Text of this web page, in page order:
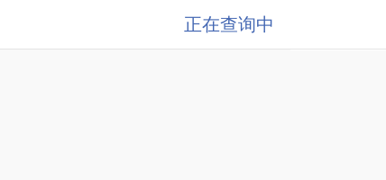
正在查询中